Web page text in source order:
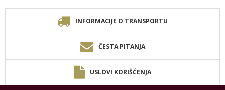
INFORMACIJE O TRANSPORTU
ČESTA PITANJA
USLOVI KORIŠĆENJA